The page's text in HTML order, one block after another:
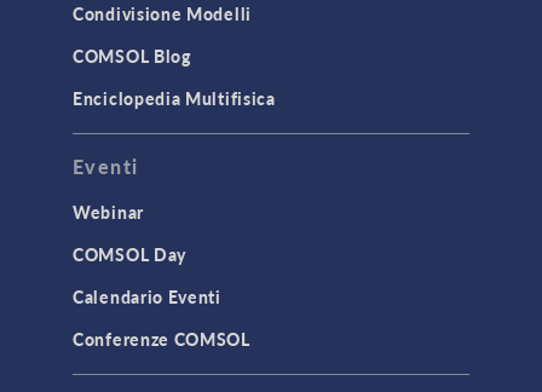
Condivisione Modelli
COMSOL Blog
Enciclopedia Multifisica
Eventi
Webinar
COMSOL Day
Calendario Eventi
Conferenze COMSOL